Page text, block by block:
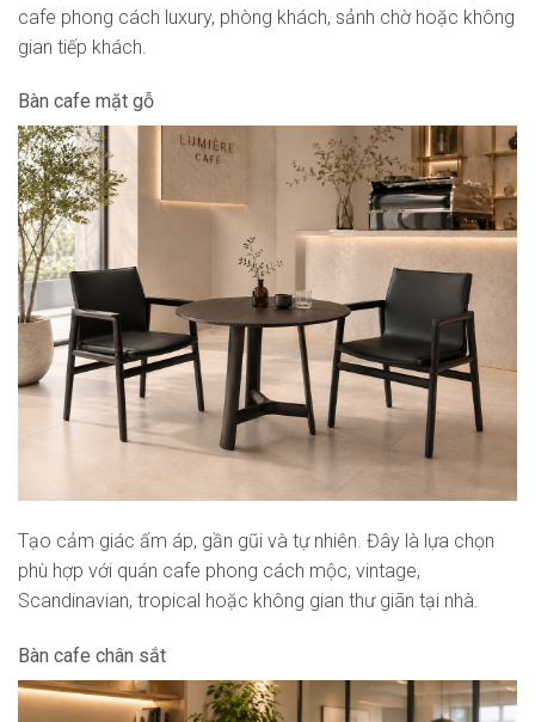
cafe phong cách luxury, phòng khách, sảnh chờ hoặc không
gian tiếp khách.
Bàn cafe mặt gỗ
Tạo cảm giác ấm áp, gần gũi và tự nhiên. Đây là lựa chọn
phù hợp với quán cafe phong cách mộc, vintage,
Scandinavian, tropical hoặc không gian thư giãn tại nhà.
Bàn cafe chân sắt